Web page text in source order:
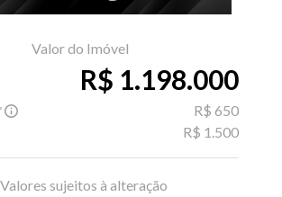
Valor do Imóvel
R$ 1.198.000
R$ 650
R$ 1.500
sujeitos à alteração